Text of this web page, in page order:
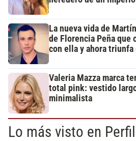
La nueva vida de
de Florencia Peña que
con ella y ahora triunfa
Valeria Mazza marca
total pink: vestido
minimalista
Lo más visto en Perfil